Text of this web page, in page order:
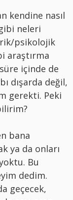
kendine nasıl
neleri
psikolojik
araştırma
içinde de
dışarda değil,
gerekti. Peki
bana
ya da onları
Bu
dedim.
geçecek,